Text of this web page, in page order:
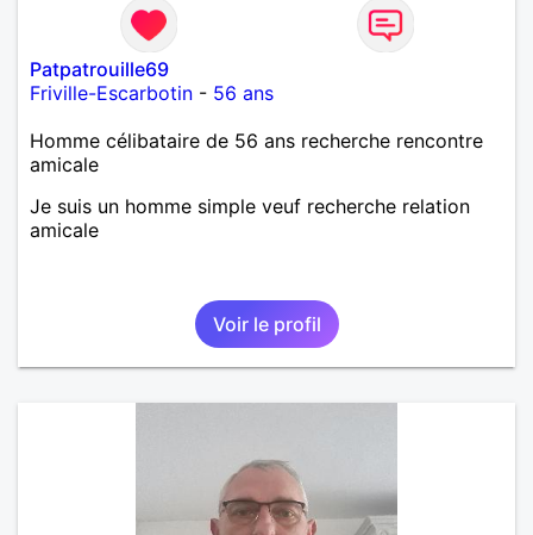
Patpatrouille69
Friville-Escarbotin - 56 ans
Homme célibataire de 56 ans recherche rencontre
amicale
Je suis un homme simple veuf recherche relation
amicale
Voir le profil